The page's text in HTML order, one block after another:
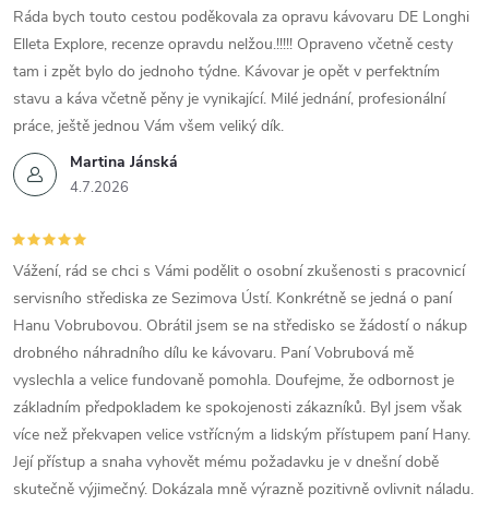
Martina Jánská
4.7.2026
Ráda bych touto cestou poděkovala za opravu kávovaru DE Longhi
Elleta Explore, recenze opravdu nelžou.!!!!! Opraveno včetně cesty
tam i zpět bylo do jednoho týdne. Kávovar je opět v perfektním
stavu a káva včetně pěny je vynikající. Milé jednání, profesionální
práce, ještě jednou Vám všem veliký dík.
Vážení, rád se chci s Vámi podělit o osobní zkušenosti s pracovnicí
servisního střediska ze Sezimova Ústí. Konkrétně se jedná o paní
Hanu Vobrubovou. Obrátil jsem se na středisko se žádostí o nákup
drobného náhradního dílu ke kávovaru. Paní Vobrubová mě
vyslechla a velice fundovaně pomohla. Doufejme, že odbornost je
základním předpokladem ke spokojenosti zákazníků. Byl jsem však
více než překvapen velice vstřícným a lidským přístupem paní Hany.
Její přístup a snaha vyhovět mému požadavku je v dnešní době
skutečně výjimečný. Dokázala mně výrazně pozitivně ovlivnit náladu.